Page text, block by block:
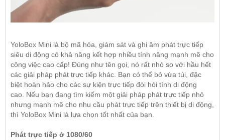
YoloBox Mini là bộ mã hóa, giám sát và ghi âm phát trực tiếp
siêu di động có khả năng kết hợp nhiều tính năng mạnh mẽ cho
công việc cao cấp! Đúng như tên gọi, nó rất nhỏ so với hầu hết
các giải pháp phát trực tiếp khác. Bạn có thể bỏ vừa túi, đặc
biệt hoàn hảo cho các sự kiện trực tiếp đòi hỏi tính di động
cao. Nếu bạn đang tìm kiếm một giải pháp phát trực tiếp nhỏ
nhưng mạnh mẽ cho nhu cầu phát trực tiếp trên thiết bị di động,
thì YoloBox Mini là lựa chọn tốt nhất của bạn.
Phát trực tiếp ở 1080/60